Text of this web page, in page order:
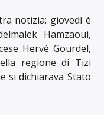
notizia: giovedì è
Hamzaoui,
Hervé Gourdel,
regione di Tizi
si dichiarava Stato